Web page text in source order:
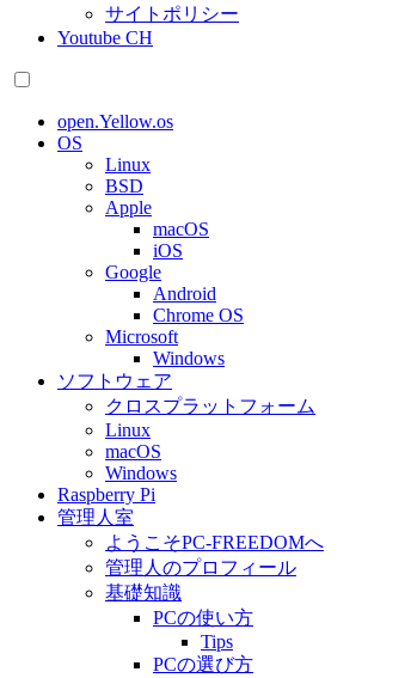
サイトポリシー
Youtube CH
open.Yellow.os
OS
Linux
BSD
Apple
macOS
iOS
Google
Android
Chrome OS
Microsoft
Windows
ソフトウェア
クロスプラットフォーム
Linux
macOS
Windows
Raspberry Pi
管理人室
ようこそPC-FREEDOMへ
管理人のプロフィール
基礎知識
PCの使い方
Tips
PCの選び方